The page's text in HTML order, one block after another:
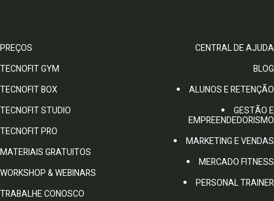
PREÇOS
TECNOFIT GYM
TECNOFIT BOX
TECNOFIT STUDIO
TECNOFIT PRO
MATERIAIS GRATUITOS
WORKSHOP & WEBINARS
TRABALHE CONOSCO
CENTRAL DE AJUDA
BLOG
ALUNOS E RETENÇÃO
GESTÃO E
EMPREENDEDORISMO
MARKETING E VENDAS
MERCADO FITNESS
PERSONAL TRAINER